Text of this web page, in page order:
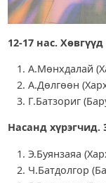
12-17 нас. Хөвгүүд
А.Мөнхдалай
А.Дөлгөөн
Г.Батзориг
Насанд хүрэгчид.
Э.Буянзаяа
Ч.Батдолгор